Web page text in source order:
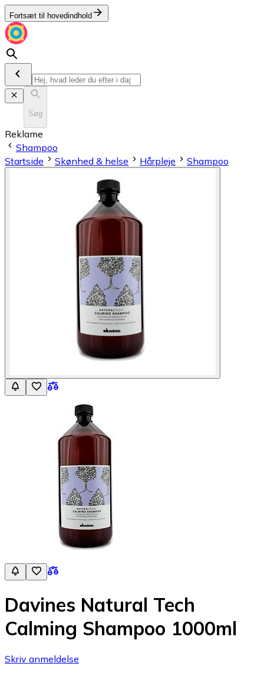
Fortsæt til hovedindhold
Søg
Reklame
Shampoo
Startside
Skønhed & helse Hårpleje Shampoo
Davines Natural Tech
Calming Shampoo 1000ml
Skriv anmeldelse